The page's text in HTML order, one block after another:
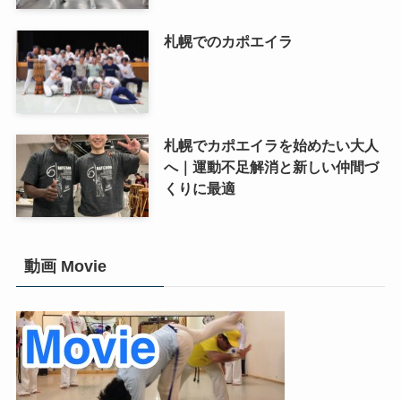
札幌でのカポエイラ
札幌でカポエイラを始めたい大人
へ｜運動不足解消と新しい仲間づ
くりに最適
動画 Movie